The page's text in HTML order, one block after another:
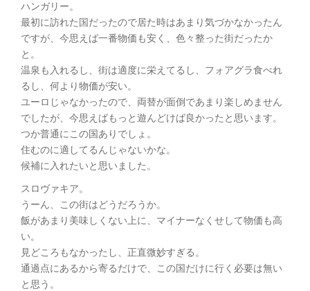
ハンガリー。
最初に訪れた国だったので居た時はあまり気づかなかったん
ですが、今思えば一番物価も安く、色々整った街だったか
と。
温泉も入れるし、街は適度に栄えてるし、フォアグラ食べれ
るし、何より物価が安い。
ユーロじゃなかったので、両替が面倒であまり楽しめません
でしたが、今思えばもっと遊んどけば良かったと思います。
つか普通にこの国ありでしょ。
住むのに適してるんじゃないかな。
候補に入れたいと思いました。
スロヴァキア。
うーん、この街はどうだろうか。
飯があまり美味しくない上に、マイナーなくせして物価も高
い。
見どころもなかったし、正直微妙すぎる。
通過点にあるから寄るだけで、この国だけに行く必要は無い
と思う。